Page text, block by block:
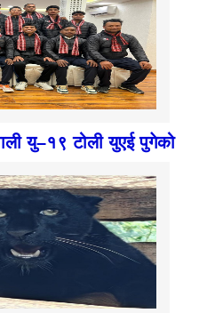
यु–१९ टोली युएई पुगेको